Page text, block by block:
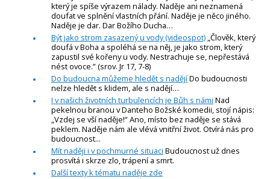
který je spíše výrazem nálady. Naděje ani neznamená
doufat ve splnění vlastních přání. Naděje je něco jiného.
Naděje je dar. Dar Božího Ducha…
Být jako strom zasazený u vody (videospot) „Člověk, který
doufá v Boha a spoléhá se na něj, je jako strom, který
zapustil své kořeny u vody. Nestrachuje se, nepřestává
nést ovoce.” (srov. Jr 17, 7-8)
Do budoucna můžeme hledět s nadějíDo budoucnosti
nelze hledět s klidem, ale s nadějí…
I v našich životních turbulencích je Bůh s námi Nad
pekelnou branou v Danteho Božské komedii, stojí nápis:
„Vzdej se vší naděje!“ Ano, místo bez naděje se stává
peklem. Naděje nám ale vlévá vnitřní život. Otvírá nás pro
budoucnost...
Mít naději i v pochmurné situaci Budoucnost už dnes
prosvítá i skrze zlo, trápení a smrt.
Další texty k tématu naděje zde